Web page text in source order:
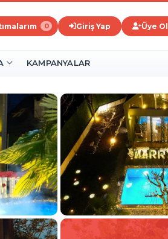
0 Giriş Yap Üye Ol
KAMPANYALAR